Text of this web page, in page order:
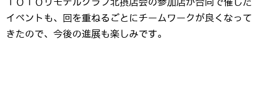
ＴＯＴＯリモデルクラブ北摂店会の参加店が合同で催した
イベントも、回を重ねるごとにチームワークが良くなって
きたので、今後の進展も楽しみです。